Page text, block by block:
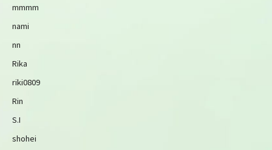
mmmm
nami
nn
Rika
riki0809
Rin
S.I
shohei